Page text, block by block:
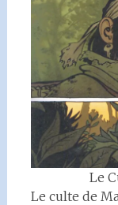
Le
Le culte de